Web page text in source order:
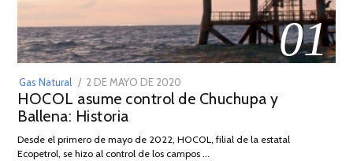
01
Gas Natural
POSTED
ON
2 DE MAYO DE 2020
DE
2026
HOCOL asume control de Chuchupa y
Ballena: Historia
Desde el primero de mayo de 2022, HOCOL, filial de la estatal
Ecopetrol, se hizo al control de los campos …